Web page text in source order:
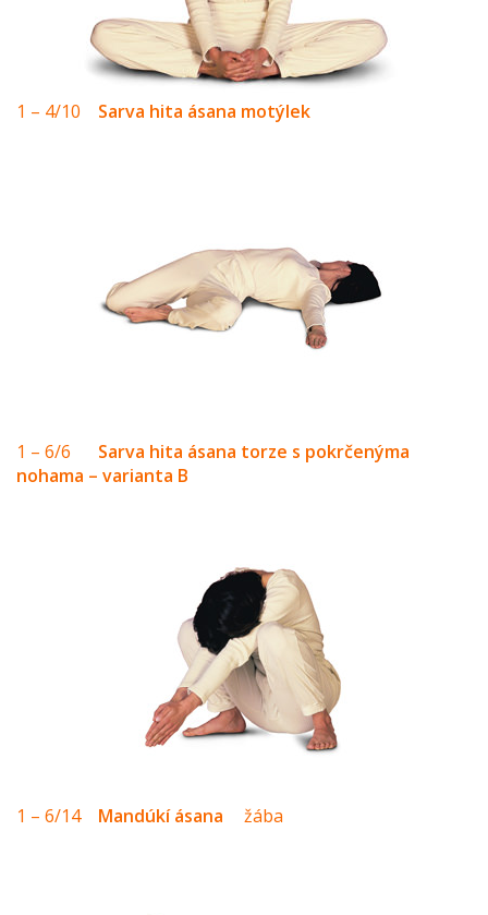
1 – 4/10 Sarva hita ásana motýlek
1 – 6/6
Sarva hita ásana torze s pokrčenýma
nohama – varianta B
1 – 6/14 Mandúkí ásana žába